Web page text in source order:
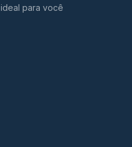
para você